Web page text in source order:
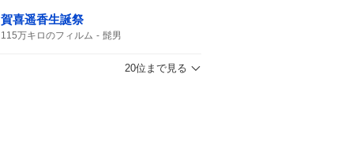
賀喜遥香生誕祭
115万キロのフィルム 髭男
20位まで見る